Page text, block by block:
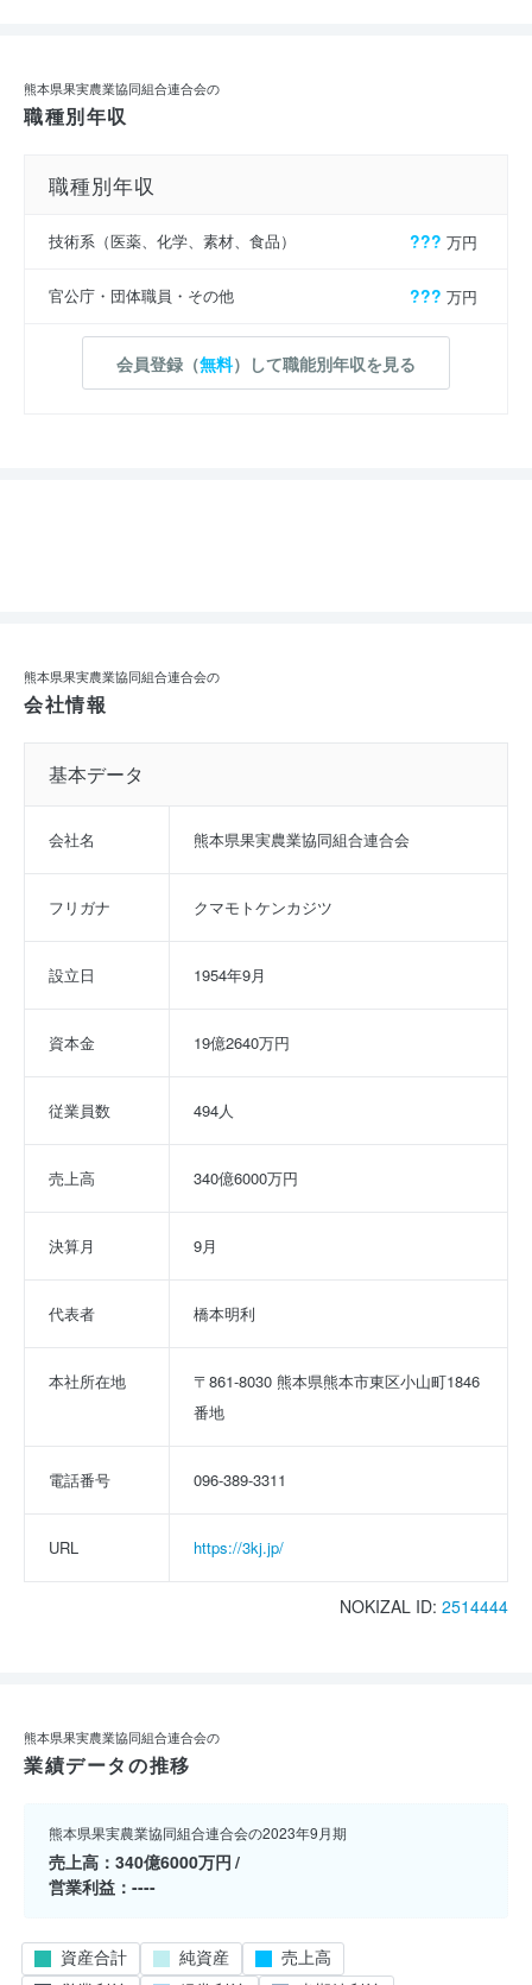
熊本県果実農業協同組合連合会の
職種別年収
職種別年収
技術系（医薬、化学、素材、食品） ??? 万円
官公庁・団体職員・その他 ??? 万円
会員登録（無料）して職能別年収を見る
熊本県果実農業協同組合連合会の
会社情報
基本データ
会社名 熊本県果実農業協同組合連合会
フリガナ クマモトケンカジツ
設立日 1954年9月
資本金 19億2640万円
従業員数 494人
売上高 340億6000万円
決算月 9月
代表者 橋本明利
本社所在地
〒861-8030 熊本県熊本市東区小山町1846
番地
電話番号 096-389-3311
URL https://3kj.jp/
NOKIZAL ID: 2514444
熊本県果実農業協同組合連合会の
業績データの推移
熊本県果実農業協同組合連合会の2023年9月期
売上高
340億6000万円
営業利益
----
資産合計 純資産
売上高